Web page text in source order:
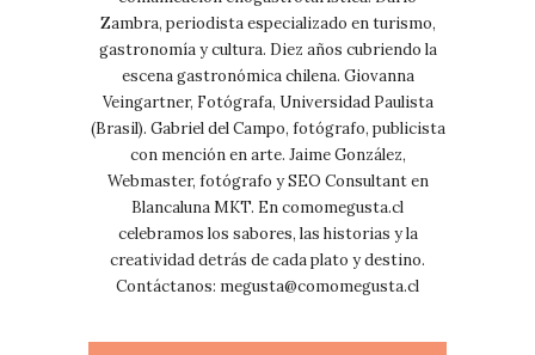
Zambra, periodista especializado en turismo,
gastronomía y cultura. Diez años cubriendo la
escena gastronómica chilena. Giovanna
Veingartner, Fotógrafa, Universidad Paulista
(Brasil). Gabriel del Campo, fotógrafo, publicista
con mención en arte. Jaime González,
Webmaster, fotógrafo y SEO Consultant en
Blancaluna MKT. En comomegusta.cl
celebramos los sabores, las historias y la
creatividad detrás de cada plato y destino.
Contáctanos: megusta@comomegusta.cl